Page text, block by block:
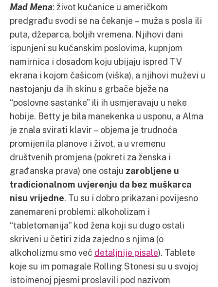
Mad Mena: život kućanice u američkom
predgrađu svodi se na čekanje – muža s posla ili
puta, džeparca, boljih vremena. Njihovi dani
ispunjeni su kućanskim poslovima, kupnjom
namirnica i dosadom koju ubijaju ispred TV
ekrana i kojom čašicom (viška), a njihovi muževi u
nastojanju da ih skinu s grbače bježe na
“poslovne sastanke” ili ih usmjeravaju u neke
hobije. Betty je bila manekenka u usponu, a Alma
je znala svirati klavir – objema je trudnoća
promijenila planove i život, a u vremenu
društvenih promjena (pokreti za ženska i
građanska prava) one ostaju zarobljene u
tradicionalnom uvjerenju da bez muškarca
nisu vrijedne. Tu su i dobro prikazani povijesno
zanemareni problemi: alkoholizam i
“tabletomanija” kod žena koji su dugo ostali
skriveni u četiri zida zajedno s njima (o
alkoholizmu smo već detaljnije pisale). Tablete
koje su im pomagale Rolling Stonesi su u svojoj
istoimenoj pjesmi proslavili pod nazivom